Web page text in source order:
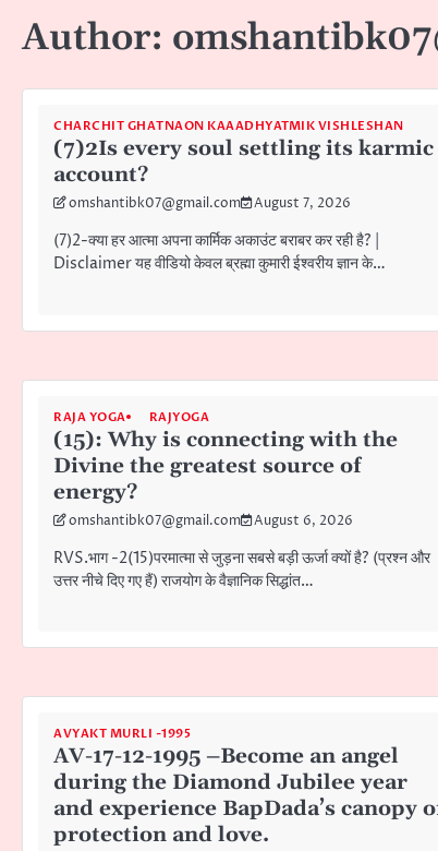
Author:
CHARCHIT GHATNAON KAAADHYATMIK VISHLESHAN
(7)2Is every soul settling its karmic
account?
omshantibk07@gmail.com August 7, 2026
(7)2-क्या हर आत्मा अपना कार्मिक अकाउंट बराबर कर रही है? |
Disclaimer यह वीडियो केवल ब्रह्मा कुमारी ईश्वरीय ज्ञान के…
RAJA YOGA RAJYOGA
(15): Why is connecting with the
Divine the greatest source of
energy?
omshantibk07@gmail.com August 6, 2026
RVS.भाग -2(15)परमात्मा से जुड़ना सबसे बड़ी ऊर्जा क्यों है? (प्रश्न और
उत्तर नीचे दिए गए हैं) राजयोग के वैज्ञानिक सिद्धांत…
AVYAKT MURLI -1995
AV-17-12-1995 –Become an angel
during the Diamond Jubilee year
and experience BapDada’s canopy
protection and love.